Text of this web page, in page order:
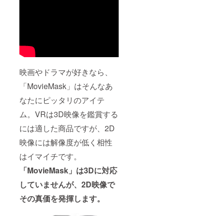
映画やドラマが好きなら、
「MovieMask」はそんなあ
なたにピッタリのアイテ
ム。VRは3D映像を鑑賞する
には適した商品ですが、2D
映像には解像度が低く相性
はイマイチです。
「MovieMask」は3Dに対応
していませんが、2D映像で
その真価を発揮します。